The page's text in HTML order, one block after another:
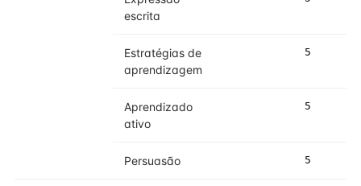
escrita
Estratégias de
aprendizagem
5
Aprendizado
ativo
5
Persuasão 5